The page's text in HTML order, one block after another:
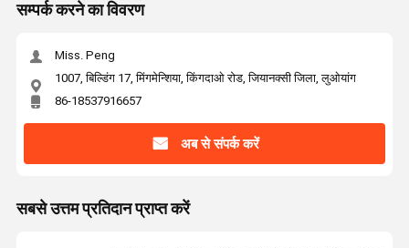
सम्पर्क करने का विवरण
Miss. Peng
1007, बिल्डिंग 17, मिंगमेन्शिया, किंगदाओ रोड, जियानक्सी जिला, लुओयांग
86-18537916657
अब से संपर्क करें
सबसे उत्तम प्रतिदान प्राप्त करें